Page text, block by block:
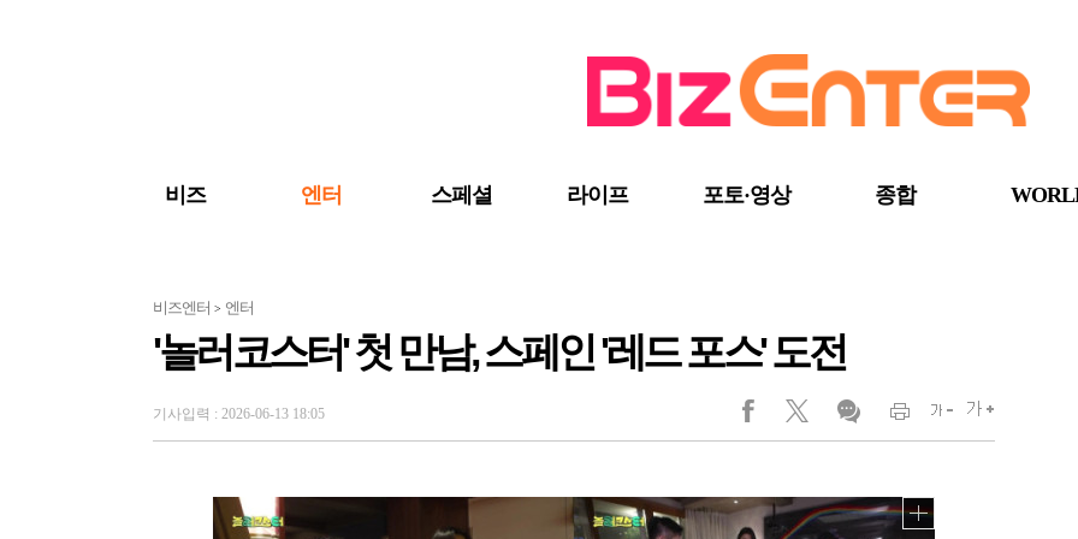
비즈 엔터 스페셜 라이프 포토·영상 종합
비즈엔터 > 엔터
'놀러코스터' 첫 만남, 스페인 '레드 포스' 도전
기사입력 : 2026-06-13 18:05